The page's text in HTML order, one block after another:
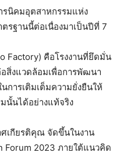
รนิคมอุตสาหกรรมแห่ง
รฐานนี้ต่อเนื่องมาเป็นปีที่ 7
Factory) คือโรงงานที่ยึดมั่น
สิ่งแวดล้อมเพื่อการพัฒนา
การเติมเต็มความยั่งยืนให้
นั้นได้อย่างแท้จริง
เกียรติคุณ จัดขึ้นในงาน
Forum 2023 ภายใต้แนวคิด